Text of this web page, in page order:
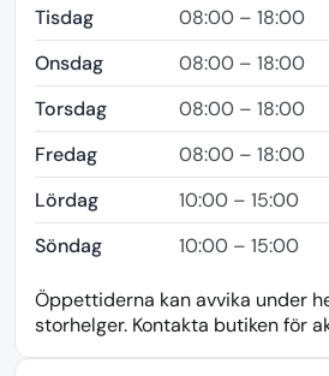
Tisdag
08:00 – 18:00
Onsdag
08:00 – 18:00
Torsdag
08:00 – 18:00
Fredag
08:00 – 18:00
Lördag
10:00 – 15:00
Söndag
10:00 – 15:00
Öppettiderna kan avvika under
storhelger. Kontakta butiken för